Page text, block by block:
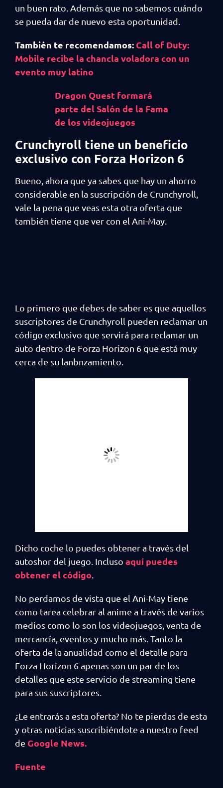
un buen rato. Además que no sabemos cuándo
se pueda dar de nuevo esta oportunidad.
También te recomendamos: Call of Duty:
Mobile recibe la chancla voladora con un
evento muy latino
Dragon Quest formará
parte del Salón de la Fama
de los videojuegos
Crunchyroll tiene un beneficio
exclusivo con Forza Horizon 6
Bueno, ahora que ya sabes que hay un ahorro
considerable en la suscripción de Crunchyroll,
vale la pena que veas esta otra oferta que
también tiene que ver con el Ani-May.
Lo primero que debes de saber es que aquellos
suscriptores de Crunchyroll pueden reclamar un
código exclusivo que servirá para reclamar un
auto dentro de Forza Horizon 6 que está muy
cerca de su lanbnzamiento.
Dicho coche lo puedes obtener a través del
autoshor del juego. Incluso aquí puedes
obtener el código
No perdamos de vista que el Ani-May tiene
como tarea celebrar al anime a través de varios
medios como lo son los videojuegos, venta de
mercancía, eventos y mucho más. Tanto la
oferta de la anualidad como el detalle para
Forza Horizon 6 apenas son un par de los
detalles que este servicio de streaming tiene
para sus suscriptores.
¿Le entrarás a esta oferta? No te pierdas de esta
y otras noticias suscribiéndote a nuestro feed
de Google News.
Fuente